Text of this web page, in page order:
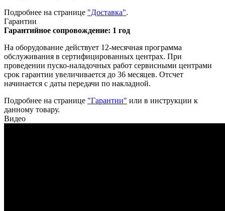
Подробнее на странице "Доставка".
Гарантии
Гарантийное сопровождение: 1 год
На оборудование действует 12-месячная программа
обслуживания в сертифицированных центрах. При
проведении пуско-наладочных работ сервисными центрами
срок гарантии увеличивается до 36 месяцев. Отсчет
начинается с даты передачи по накладной.
Подробнее на странице "Гарантии" или в инструкции к
данному товару.
Видео